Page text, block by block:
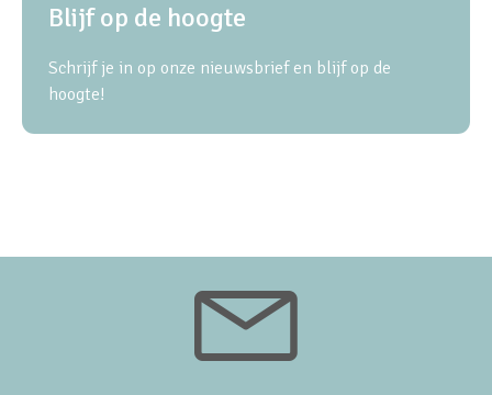
Blijf op de hoogte
Schrijf je in op onze nieuwsbrief en blijf op de
hoogte!